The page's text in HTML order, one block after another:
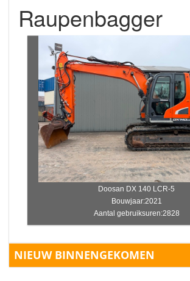
Raupenbagger
Doosan DX 140 LCR-5
Bouwjaar:2021
Aantal gebruiksuren:2828
NIEUW BINNENGEKOMEN